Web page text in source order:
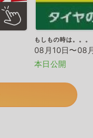
もしもの時は。。。
08月10日〜08
本日公開